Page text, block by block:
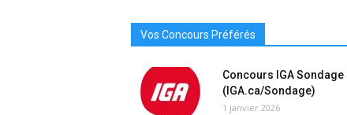
Vos Concours Préférés
Concours IGA Sondage
(IGA.ca/Sondage)
1 janvier 2026